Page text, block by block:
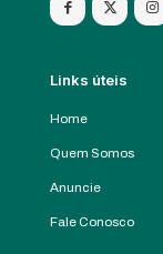
Links úteis
Home
Quem Somos
Anuncie
Fale Conosco